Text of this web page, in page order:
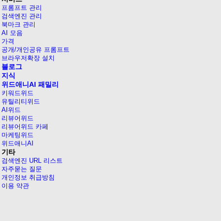
프롬프트 관리
검색엔진 관리
북마크 관리
AI 모음
가격
공개/개인공유 프롬프트
브라우저확장 설치
블로그
지식
위드애니AI 패밀리
키워드위드
유틸리티위드
AI위드
리뷰어위드
리뷰어위드 카페
마케팅위드
위드애니AI
기타
검색엔진 URL 리스트
자주묻는 질문
개인정보 취급방침
이용 약관